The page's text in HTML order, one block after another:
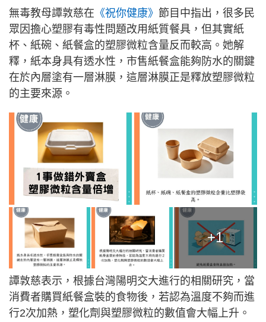
無毒教母譚敦慈在 《祝你健康》 節目中指出，很多民
眾因擔心塑膠有毒性問題改用紙質餐具，但其實紙
杯、紙碗、紙餐盒的塑膠微粒含量反而較高。她解
釋，紙本身具有透水性，市售紙餐盒能夠防水的關鍵
在於內層塗有一層淋膜，這層淋膜正是釋放塑膠微粒
的主要來源。
+1
譚敦慈表示，根據台灣陽明交大進行的相關研究，當
消費者購買紙餐盒裝的食物後，若認為溫度不夠而進
行2次加熱，塑化劑與塑膠微粒的數值會大幅上升。